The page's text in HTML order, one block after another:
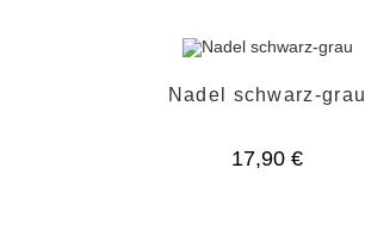
Nadel schwarz-grau
17,90 €